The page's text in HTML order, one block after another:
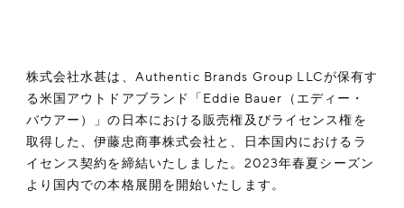
株式会社水甚は、Authentic Brands Group LLCが保有す
る米国アウトドアブランド「Eddie Bauer（エディー・
バウアー）」の日本における販売権及びライセンス権を
取得した、伊藤忠商事株式会社と、日本国内におけるラ
イセンス契約を締結いたしました。2023年春夏シーズン
より国内での本格展開を開始いたします。